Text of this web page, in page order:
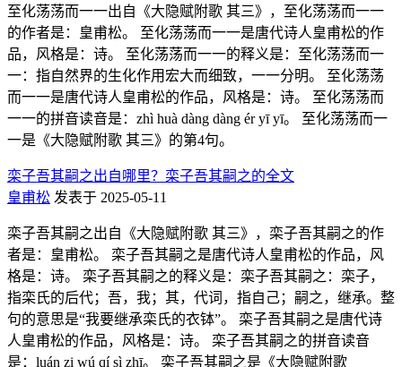
至化荡荡而一一出自《大隐赋附歌 其三》，至化荡荡而一一
的作者是：皇甫松。 至化荡荡而一一是唐代诗人皇甫松的作
品，风格是：诗。 至化荡荡而一一的释义是：至化荡荡而一
一：指自然界的生化作用宏大而细致，一一分明。 至化荡荡
而一一是唐代诗人皇甫松的作品，风格是：诗。 至化荡荡而
一一的拼音读音是：zhì huà dàng dàng ér yī yī。 至化荡荡而一
一是《大隐赋附歌 其三》的第4句。
栾子吾其嗣之出自哪里？栾子吾其嗣之的全文
皇甫松 发表于 2025-05-11
栾子吾其嗣之出自《大隐赋附歌 其三》，栾子吾其嗣之的作
者是：皇甫松。 栾子吾其嗣之是唐代诗人皇甫松的作品，风
格是：诗。 栾子吾其嗣之的释义是：栾子吾其嗣之：栾子，
指栾氏的后代；吾，我；其，代词，指自己；嗣之，继承。整
句的意思是“我要继承栾氏的衣钵”。 栾子吾其嗣之是唐代诗
人皇甫松的作品，风格是：诗。 栾子吾其嗣之的拼音读音
是：luán zi wú qí sì zhī。 栾子吾其嗣之是《大隐赋附歌